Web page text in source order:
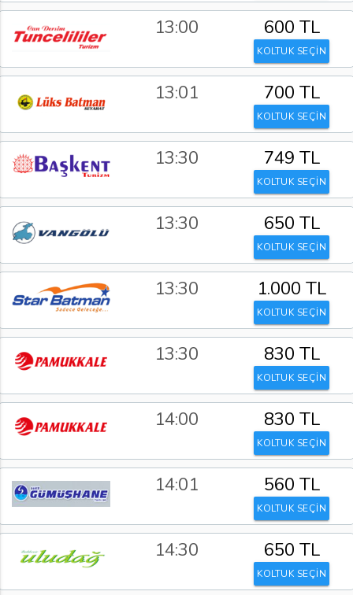
13:00 600 TL
KOLTUK SEÇİN
13:01 700 TL
KOLTUK SEÇİN
13:30 749 TL
KOLTUK SEÇİN
13:30 650 TL
KOLTUK SEÇİN
13:30 1.000 TL
KOLTUK SEÇİN
13:30 830 TL
KOLTUK SEÇİN
14:00 830 TL
KOLTUK SEÇİN
14:01 560 TL
KOLTUK SEÇİN
14:30 650 TL
KOLTUK SEÇİN